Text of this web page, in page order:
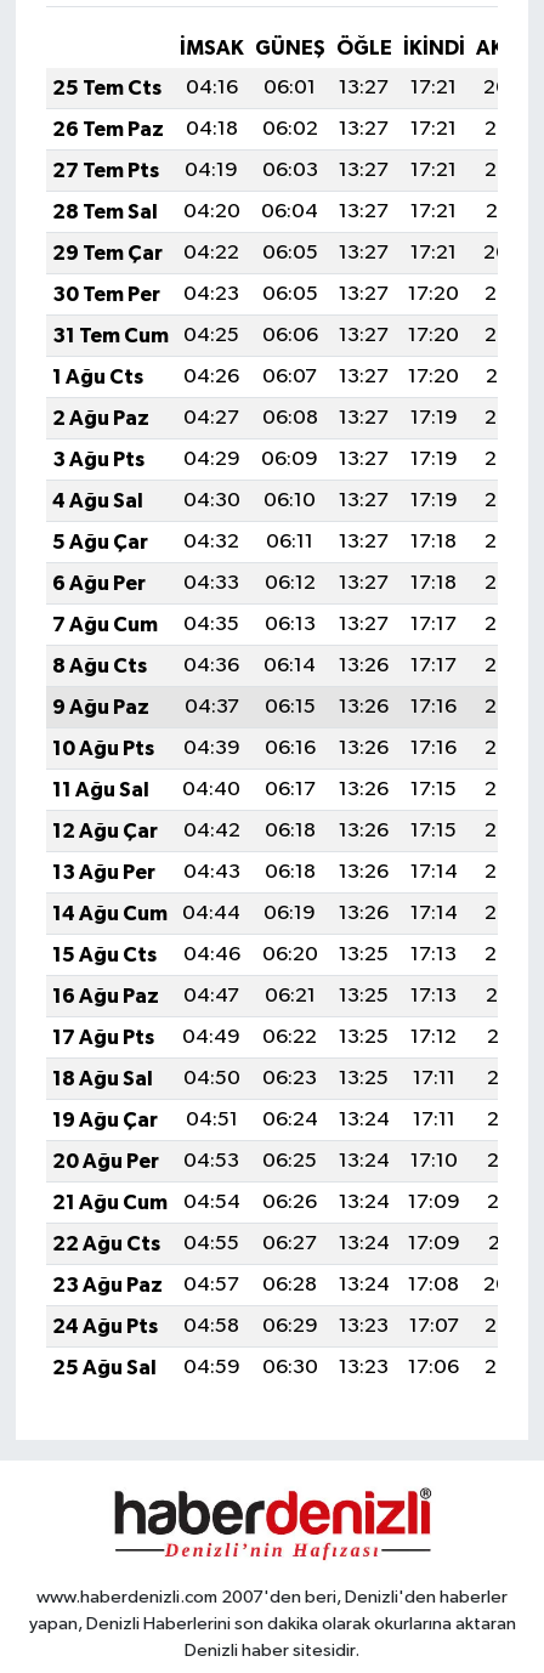
İMSAK GÜNEŞ ÖĞLE İKINDI
25 Tem Cts
04:16 06:01 13:27 17:21
20:44
26 Tem Paz
04:18 06:02 13:27 17:21
20:43
27 Tem Pts
04:19 06:03 13:27 17:21
20:42
28 Tem Sal
04:20 06:04 13:27 17:21
20:41
29 Tem Çar
04:22 06:05 13:27 17:21
20:40
30 Tem Per
04:23 06:05 13:27 17:20
20:39
31 Tem Cum
04:25 06:06 13:27 17:20
20:38
1 Ağu Cts
04:26 06:07 13:27 17:20
20:37
2 Ağu Paz
04:27 06:08 13:27 17:19
20:36
3 Ağu Pts
04:29 06:09 13:27 17:19
20:35
4 Ağu Sal
04:30 06:10 13:27 17:19
20:34
5 Ağu Çar
04:32 06:11 13:27 17:18
20:33
6 Ağu Per
04:33 06:12 13:27 17:18
20:32
7 Ağu Cum
04:35 06:13 13:27 17:17
20:30
8 Ağu Cts
04:36 06:14 13:26 17:17
20:29
9 Ağu Paz
04:37 06:15 13:26 17:16
20:28
10 Ağu Pts
04:39 06:16 13:26 17:16
20:27
11 Ağu Sal
04:40 06:17 13:26 17:15
20:26
12 Ağu Çar
04:42 06:18 13:26 17:15
20:24
13 Ağu Per
04:43 06:18 13:26 17:14
20:23
14 Ağu Cum
04:44 06:19 13:26 17:14
20:22
15 Ağu Cts
04:46 06:20 13:25 17:13
20:20
16 Ağu Paz
04:47 06:21 13:25 17:13
20:19
17 Ağu Pts
04:49 06:22 13:25 17:12
20:18
18 Ağu Sal
04:50 06:23 13:25 17:11
20:16
19 Ağu Çar
04:51 06:24 13:24 17:11
20:15
20 Ağu Per
04:53 06:25 13:24 17:10
20:13
21 Ağu Cum
04:54 06:26 13:24 17:09
20:12
22 Ağu Cts
04:55 06:27 13:24 17:09
20:11
23 Ağu Paz
04:57 06:28 13:24 17:08
20:09
24 Ağu Pts
04:58 06:29 13:23 17:07
20:08
25 Ağu Sal
04:59 06:30 13:23 17:06 20:06
www.haberdenizli.com 2007'den beri, Denizli'den haberler
yapan, Denizli Haberlerini son dakika olarak okurlarına aktaran
Denizli haber sitesidir.